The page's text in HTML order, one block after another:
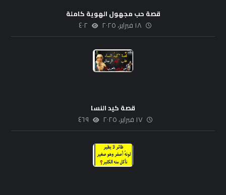
قصة حب مجهول الهوية كاملة
١٨ فبراير، ٢٠٢٥ ٤٠٢
قصة كيد النسا
١٧ فبراير، ٢٠٢٥ ٤٦٩